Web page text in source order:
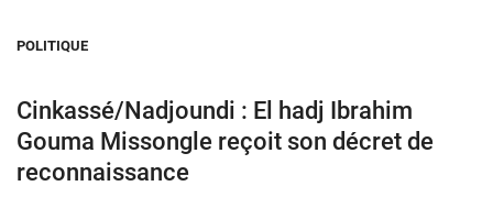
POLITIQUE
Cinkassé/Nadjoundi : El hadj Ibrahim
Gouma Missongle reçoit son décret de
reconnaissance